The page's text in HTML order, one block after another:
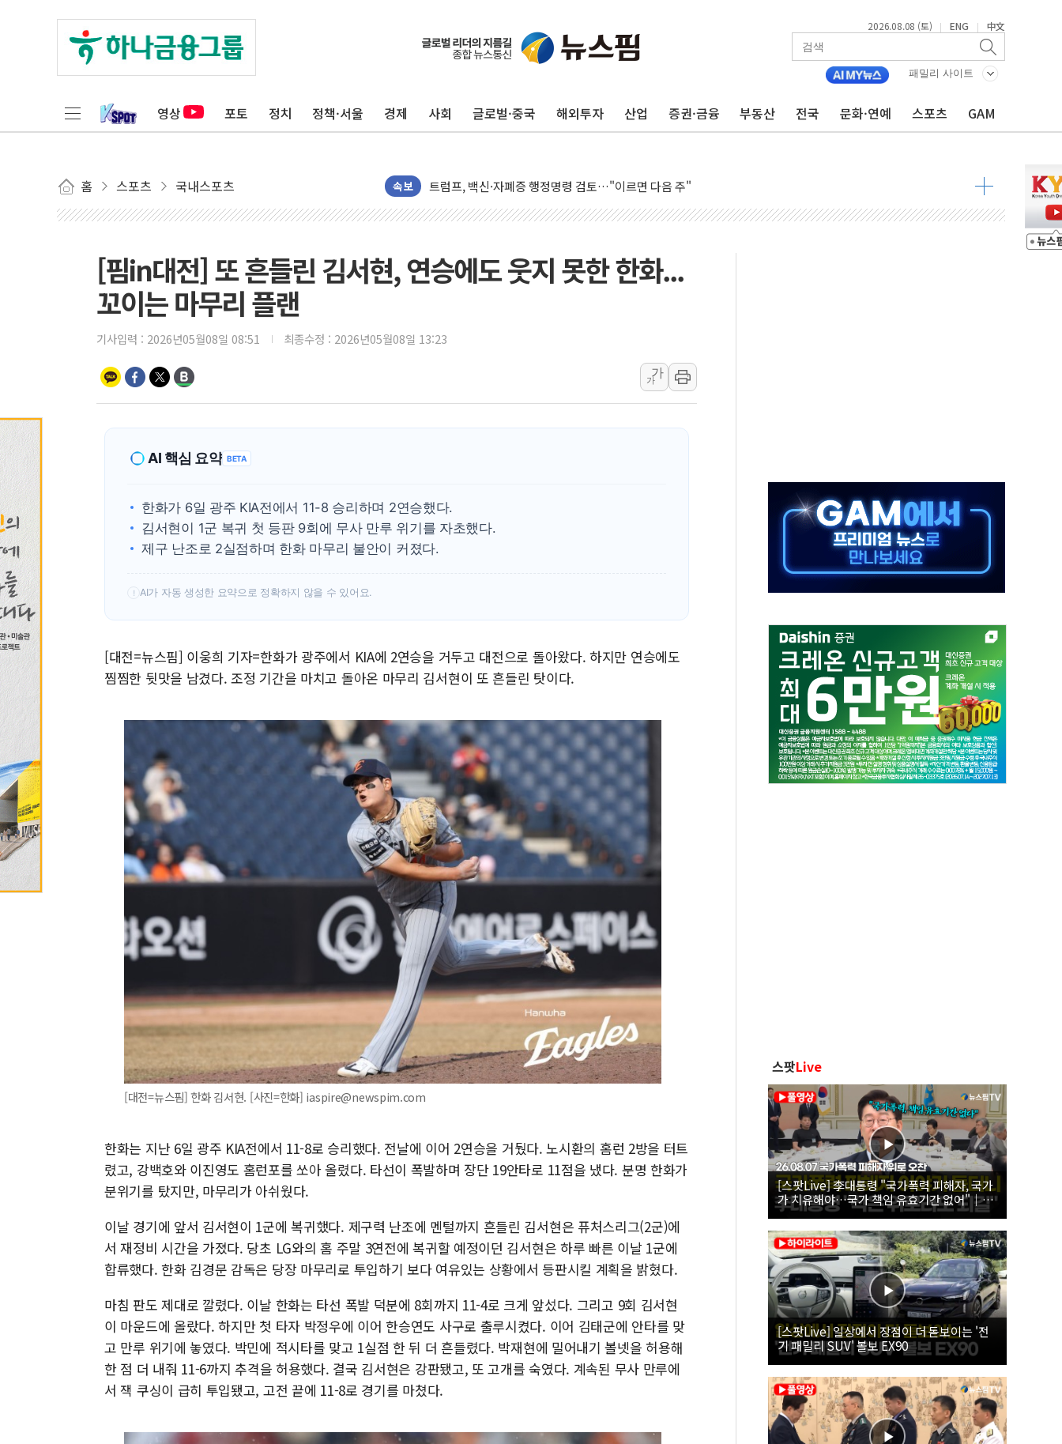
2026.08.08 (토) | ENG | 中文
패밀리 사이트
영상 포토 정치 정책·서울 경제 사회 글로벌·중국 해외투자 산업 증권·금융 부동산 전국 문화·연예 스포츠 GAM
홈 스포츠 국내스포츠 속보
뉴욕증시, 고용 쇼크에 금리 인상 우려 후퇴…S&P500 최고치
트럼프, 쿡 연준 이사 해임 재추진…"26일까지 의혹 소명" 요구
미 연준 매파 기세 꺾이나…고용 감소에 9월 동결 전망 우세
[종합] 이슬람 수니파 3국, '공동방위협정' 체결… 이스라엘·이란 위협에 맞설 자체 억지력 강화
美 항소법원, 백악관 무도회장 공사 중단 명령…트럼프 제동
이란 핵심 원유 수출항 '하르그섬', 최근 1주일 이상 '올스톱'… 美 해상봉쇄 영향
[AI MY 뉴스] 뉴욕 반도체주 프리뷰...美 고용 쇼크에 반도체주 '활짝'
뉴욕증시 프리뷰, 美 고용 쇼크에 금리 인상 우려 후퇴…나스닥 선물 1%대 상승
보훈부, 미 DPAA와 MOU… "6·25 미군 실종자 7359명 끝까지 찾겠다"
트럼프 "금리 내려야"…파월 때와 달리 워시엔 톤 낮춰
[핌in대전] 또 흔들린 김서현, 연승에도 웃지 못한 한화...
꼬이는 마무리 플랜
기사입력 : 2026년05월08일 08:51 최종수정 : 2026년05월08일 13:23
가
가
AI 핵심 요약 BETA
한화가 6일 광주 KIA전에서 11-8 승리하며 2연승했다.
김서현이 1군 복귀 첫 등판 9회에 무사 만루 위기를 자초했다.
제구 난조로 2실점하며 한화 마무리 불안이 커졌다.
! AI가 자동 생성한 요약으로 정확하지 않을 수 있어요.
[대전=뉴스핌] 이웅희 기자=한화가 광주에서 KIA에 2연승을 거두고 대전으로 돌아왔다. 하지만 연승에도
찜찜한 뒷맛을 남겼다. 조정 기간을 마치고 돌아온 마무리 김서현이 또 흔들린 탓이다.
[대전=뉴스핌] 한화 김서현. [사진=한화] iaspire@newspim.com
한화는 지난 6일 광주 KIA전에서 11-8로 승리했다. 전날에 이어 2연승을 거뒀다. 노시환의 홈런 2방을 터트
렸고, 강백호와 이진영도 홈런포를 쏘아 올렸다. 타선이 폭발하며 장단 19안타로 11점을 냈다. 분명 한화가
분위기를 탔지만, 마무리가 아쉬웠다.
이날 경기에 앞서 김서현이 1군에 복귀했다. 제구력 난조에 멘털까지 흔들린 김서현은 퓨처스리그(2군)에
서 재정비 시간을 가졌다. 당초 LG와의 홈 주말 3연전에 복귀할 예정이던 김서현은 하루 빠른 이날 1군에
합류했다. 한화 김경문 감독은 당장 마무리로 투입하기 보다 여유있는 상황에서 등판시킬 계획을 밝혔다.
마침 판도 제대로 깔렸다. 이날 한화는 타선 폭발 덕분에 8회까지 11-4로 크게 앞섰다. 그리고 9회 김서현
이 마운드에 올랐다. 하지만 첫 타자 박정우에 이어 한승연도 사구로 출루시켰다. 이어 김태군에 안타를 맞
고 만루 위기에 놓였다. 박민에 적시타를 맞고 1실점 한 뒤 더 흔들렸다. 박재현에 밀어내기 볼넷을 허용해
한 점 더 내줘 11-6까지 추격을 허용했다. 결국 김서현은 강판됐고, 또 고개를 숙였다. 계속된 무사 만루에
서 잭 쿠싱이 급히 투입됐고, 고전 끝에 11-8로 경기를 마쳤다.
스팟Live
[스팟Live] 李대통령 "국가폭력 피해자, 국가
가 치유해야…국가 책임 유효기간 없어"｜
26.08.07 국가폭력 피해자 위로 오찬
[스팟Live] 일상에서 장점이 더 돋보이는 '전
기 패밀리 SUV' 볼보 EX90